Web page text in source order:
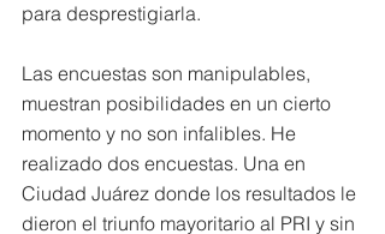
para desprestigiarla.
Las encuestas son manipulables,
muestran posibilidades en un cierto
momento y no son infalibles. He
realizado dos encuestas. Una en
Ciudad Juárez donde los resultados le
dieron el triunfo mayoritario al PRI y sin